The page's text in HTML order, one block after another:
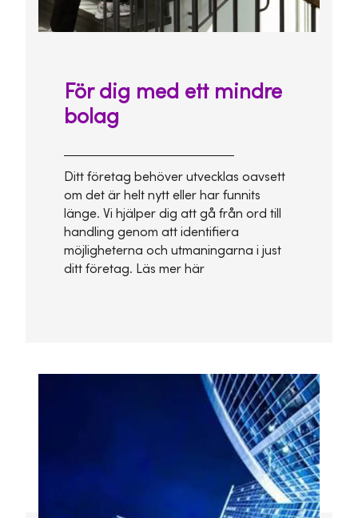
För dig med ett mindre
bolag
Ditt företag behöver utvecklas oavsett
om det är helt nytt eller har funnits
länge. Vi hjälper dig att gå från ord till
handling genom att identifiera
möjligheterna och utmaningarna i just
ditt företag. Läs mer här